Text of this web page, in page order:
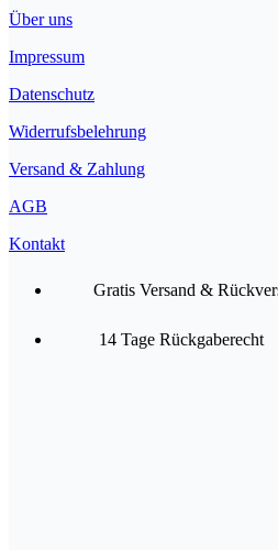
Über uns
Impressum
Datenschutz
Widerrufsbelehrung
Versand & Zahlung
AGB
Kontakt
Gratis Versand &
14 Tage Rückgaberecht